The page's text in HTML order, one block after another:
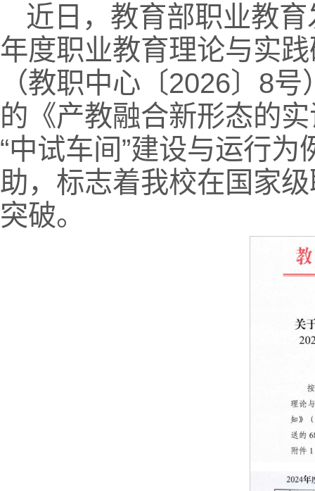
近日，教育部职业教
年度职业教育理论与实
（教职中心〔2026〕8
的《产教融合新形态的
“中试车间”建设与运行
助，标志着我校在国家
突破。